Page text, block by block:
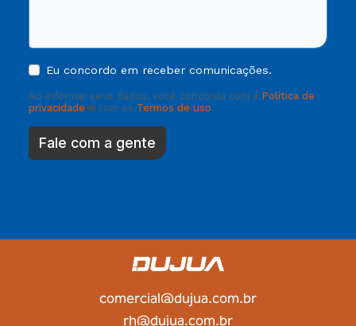
Eu concordo em receber comunicações.
Ao informar seus dados, você concorda com a Política de
privacidade e com os Termos de uso.
Fale com a gente
comercial@dujua.com.br
rh@dujua.com.br